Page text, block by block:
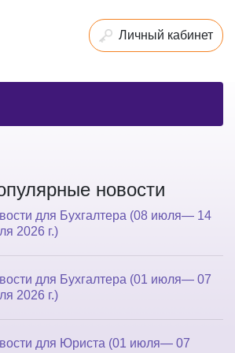
Личный кабинет
новости
для Бухгалтера (08 июля— 14
2026 г.)
для Бухгалтера (01 июля— 07
2026 г.)
для Юриста (01 июля— 07